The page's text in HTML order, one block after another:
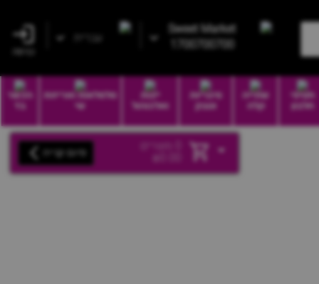
עברית
Sweet Market
1700700700
חטיפי
חלבון
שתייה
קלה
סיגריות
וטבק
יינות
ואלכוהול
סלסלאות ואריזות
שי
הכשר
בד
מוצרים
₪ סיום קנייה